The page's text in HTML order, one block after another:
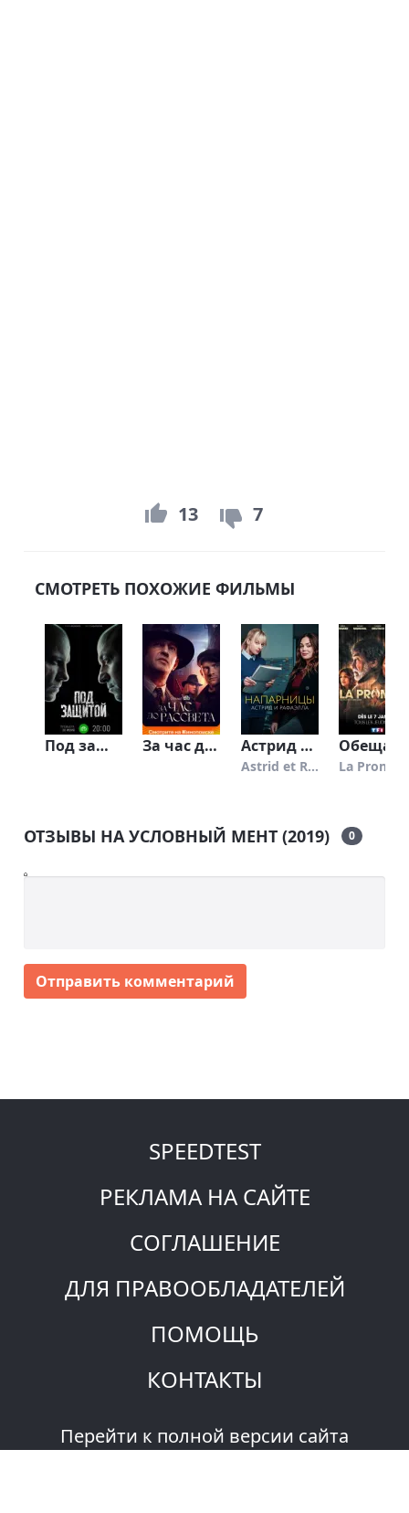
13 7
СМОТРЕТЬ ПОХОЖИЕ ФИЛЬМЫ
Под защитой (2022) За час до рассвета (2021) Астрид и Рафаэлла
Astrid et Raphaëlle
ОТЗЫВЫ НА УСЛОВНЫЙ МЕНТ (2019) 0
Отправить комментарий
SPEEDTEST
РЕКЛАМА НА САЙТЕ
СОГЛАШЕНИЕ
ДЛЯ ПРАВООБЛАДАТЕЛЕЙ
ПОМОЩЬ
КОНТАКТЫ
Перейти к полной версии сайта